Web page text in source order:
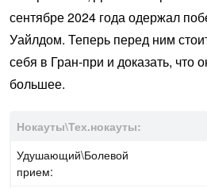
сентябре 2024 года одержал
Уайлдом. Теперь перед ним
себя в Гран-при и доказать, что
большее.
Нокауты\Тех.нокауты:
Удушающий\Болевой
прием: